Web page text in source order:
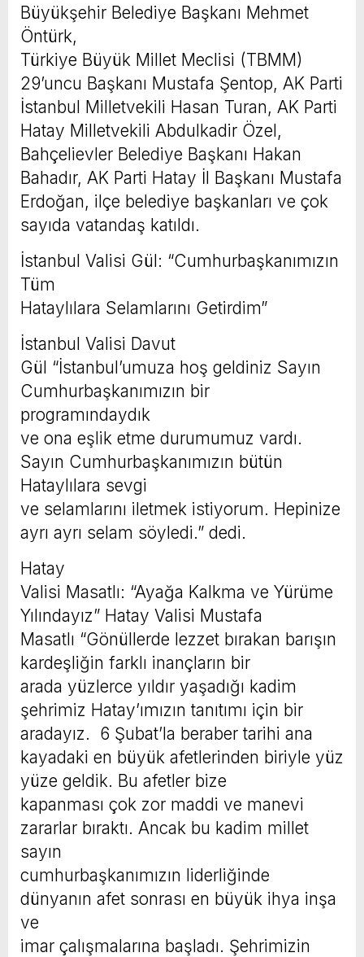
Büyükşehir Belediye Başkanı Mehmet
Öntürk,
Türkiye Büyük Millet Meclisi (TBMM)
29’uncu Başkanı Mustafa Şentop, AK Parti
İstanbul Milletvekili Hasan Turan, AK Parti
Hatay Milletvekili Abdulkadir Özel,
Bahçelievler Belediye Başkanı Hakan
Bahadır, AK Parti Hatay İl Başkanı Mustafa
Erdoğan, ilçe belediye başkanları ve çok
sayıda vatandaş katıldı.
İstanbul Valisi Gül: “Cumhurbaşkanımızın
Tüm
Hataylılara Selamlarını Getirdim”
İstanbul Valisi Davut
Gül “İstanbul’umuza hoş geldiniz Sayın
Cumhurbaşkanımızın bir
programındaydık
ve ona eşlik etme durumumuz vardı.
Sayın Cumhurbaşkanımızın bütün
Hataylılara sevgi
ve selamlarını iletmek istiyorum. Hepinize
ayrı ayrı selam söyledi.” dedi.
Hatay
Valisi Masatlı: “Ayağa Kalkma ve Yürüme
Yılındayız” Hatay Valisi Mustafa
Masatlı “Gönüllerde lezzet bırakan barışın
kardeşliğin farklı inançların bir
arada yüzlerce yıldır yaşadığı kadim
şehrimiz Hatay’ımızın tanıtımı için bir
aradayız. 6 Şubat’la beraber tarihi ana
kayadaki en büyük afetlerinden biriyle yüz
yüze geldik. Bu afetler bize
kapanması çok zor maddi ve manevi
zararlar bıraktı. Ancak bu kadim millet
sayın
cumhurbaşkanımızın liderliğinde
dünyanın afet sonrası en büyük ihya inşa
ve
imar çalışmalarına başladı. Şehrimizin